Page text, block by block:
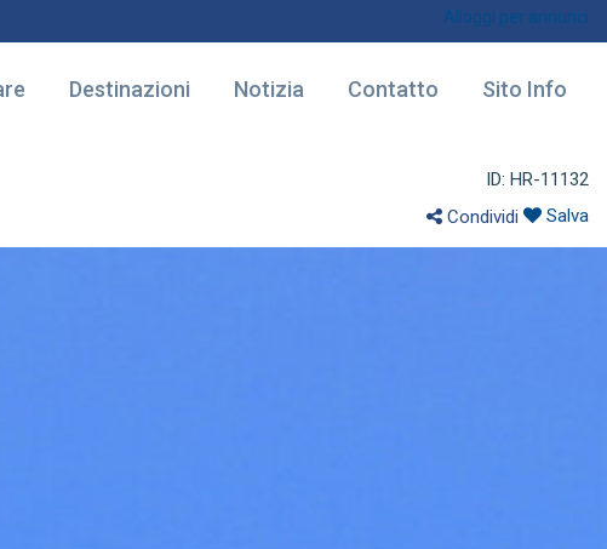
Alloggi per annunci
Destinazioni Notizia Contatto Sito Info
ID: HR-11132
Condividi
Salva